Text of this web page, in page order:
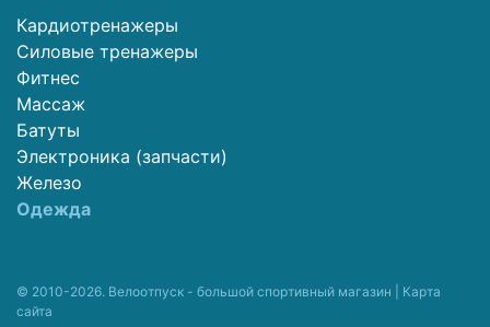
Кардиотренажеры
Силовые тренажеры
Фитнес
Массаж
Батуты
Электроника (запчасти)
Железо
Одежда
© 2010-2026. Велоотпуск - большой спортивный магазин | Карта
сайта